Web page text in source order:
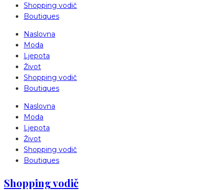
Shopping vodič
Boutiques
Naslovna
Moda
Ljepota
Život
Shopping vodič
Boutiques
Naslovna
Moda
Ljepota
Život
Shopping vodič
Boutiques
Shopping vodič